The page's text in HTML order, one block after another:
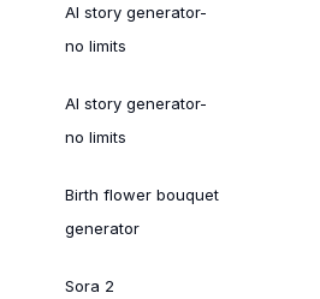
AI story generator-
no limits
AI story generator-
no limits
Birth flower bouquet
generator
Sora 2